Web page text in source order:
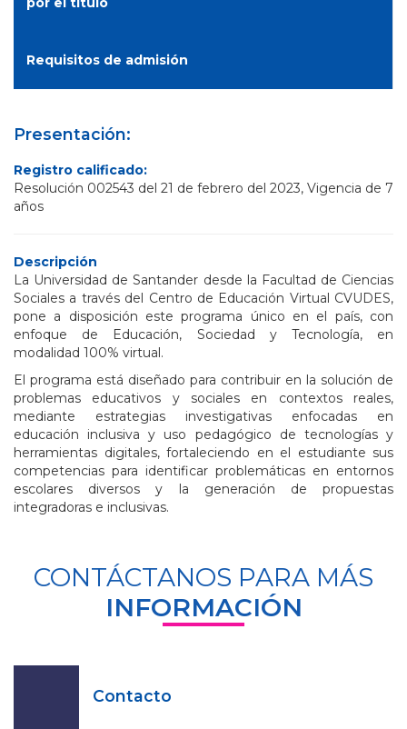
Requisitos de admisión
Presentación:
Registro calificado:
Resolución 002543 del 21 de febrero del 2023, Vigencia de 7
años
Descripción
La Universidad de Santander desde la Facultad de Ciencias
Sociales a través del Centro de Educación Virtual CVUDES,
pone a disposición este programa único en el país, con
enfoque de Educación, Sociedad y Tecnología, en
modalidad 100% virtual.
El programa está diseñado para contribuir en la solución de
problemas educativos y sociales en contextos reales,
mediante estrategias investigativas enfocadas en
educación inclusiva y uso pedagógico de tecnologías y
herramientas digitales, fortaleciendo en el estudiante sus
competencias para identificar problemáticas en entornos
escolares diversos y la generación de propuestas
integradoras e inclusivas.
CONTÁCTANOS PARA MÁS
INFORMACIÓN
Contacto